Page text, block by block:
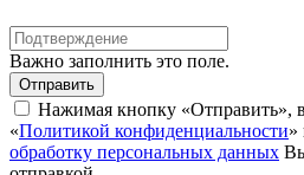
Важно заполнить это поле.
Отправить
Нажимая кнопку «Отправить»,
«Политикой конфиденциальности»
обработку персональных данных